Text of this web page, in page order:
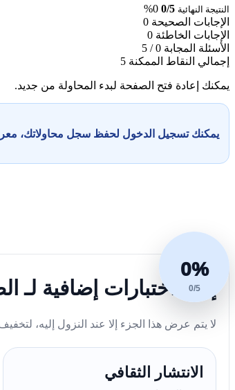
النتيجة النهائية 0/5
0%
الإجابات الصحيحة 0
الإجابات الخاطئة 0
الأسئلة المجابة 0 / 5
إجمالي النقاط الممكنة 5
يمكنك إعادة فتح الصفحة لبدء المحاولة من جديد.
يمكنك تسجيل الدخول لحفظ سجل محاولاتك،
0%
0/5
إليك اختبارات إضافية لـ
لا يتم عرض هذا الجزء إلا عند النزول إليه،
الانتشار الثقافي